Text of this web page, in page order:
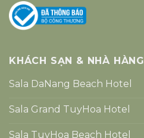
KHÁCH SẠN & NHÀ HÀNG
Sala DaNang Beach Hotel
Sala Grand TuyHoa Hotel
Sala TuyHoa Beach Hotel